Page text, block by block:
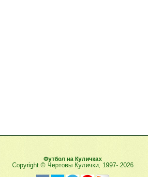
Футбол на Куличках
Copyright © Чертовы Кулички, 1997- 2026